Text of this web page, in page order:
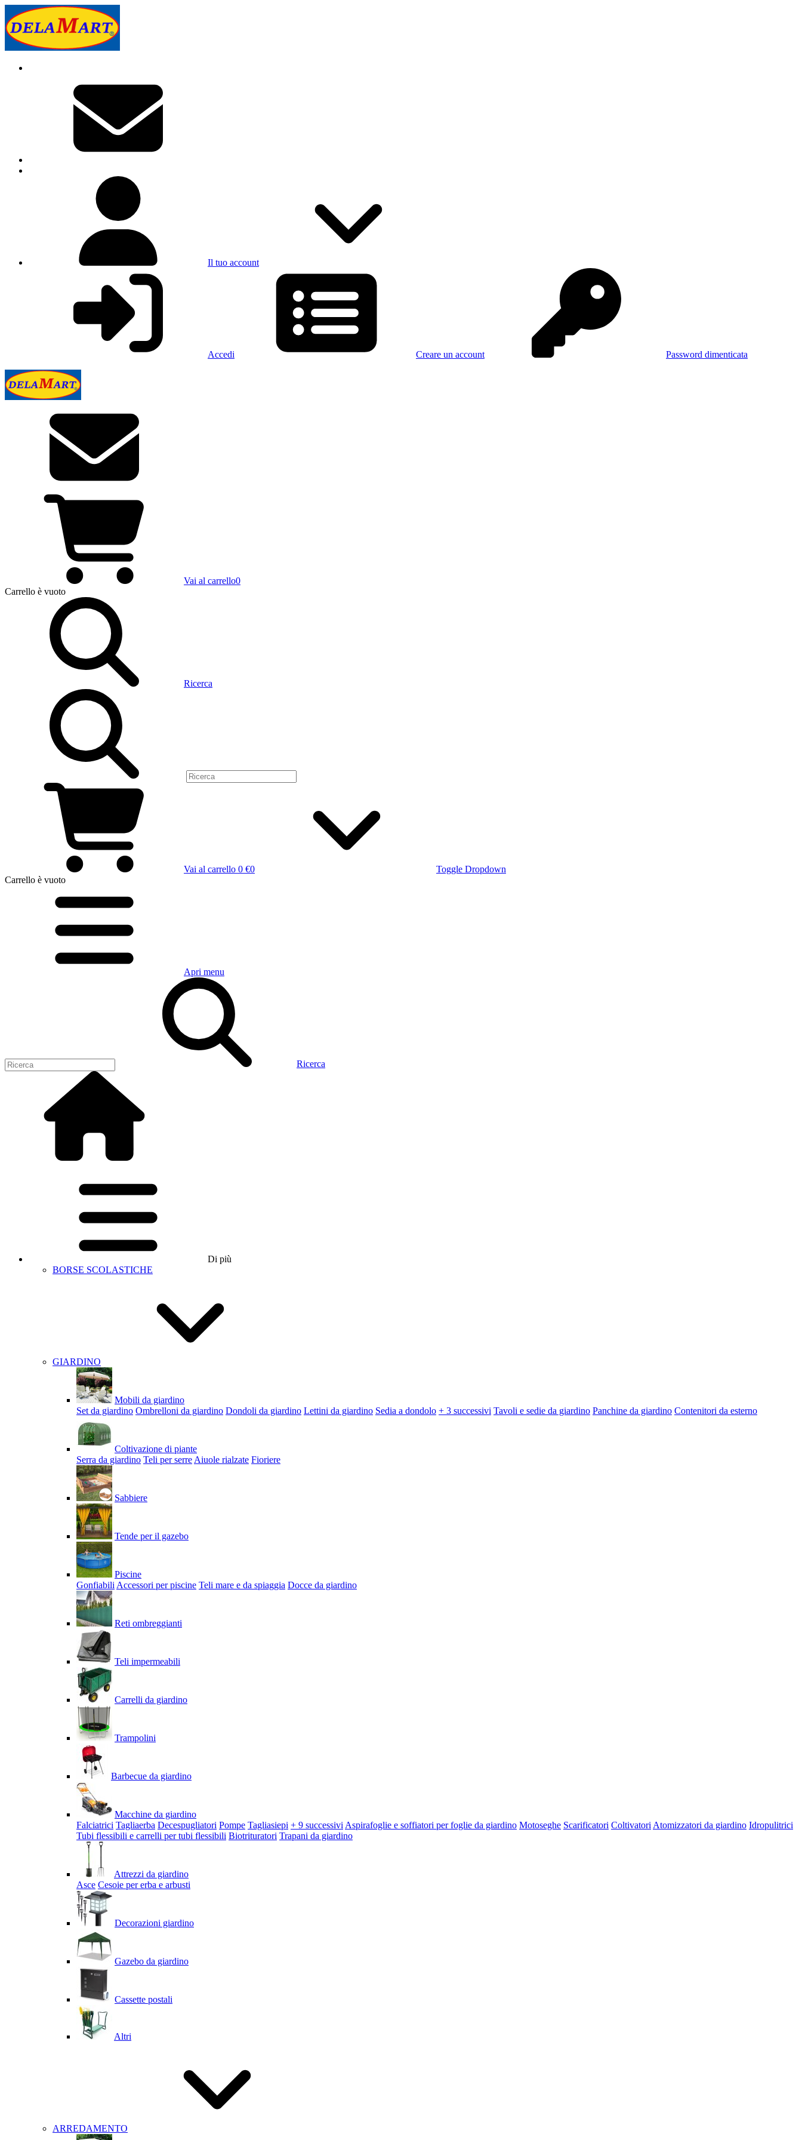
Il tuo account
Accedi Creare un account Password dimenticata
Vai al carrello0
Carrello è vuoto
Ricerca
Vai al carrello 0 €0
Toggle Dropdown
Carrello è vuoto
Apri menu
Ricerca
Di più
BORSE SCOLASTICHE
GIARDINO
Mobili da giardino
Set da giardino Ombrelloni da giardino Dondoli da giardino Lettini da giardino Sedia a dondolo + 3 successivi Tavoli e sedie da giardino Panchine da giardino Contenitori da esterno
Coltivazione di piante
Serra da giardino Teli per serre Aiuole rialzate Fioriere
Sabbiere
Tende per il gazebo
Piscine
Gonfiabili Accessori per piscine Teli mare e da spiaggia Docce da giardino
Reti ombreggianti
Teli impermeabili
Carrelli da giardino
Trampolini
Barbecue da giardino
Macchine da giardino
Falciatrici Tagliaerba Decespugliatori Pompe Tagliasiepi + 9 successivi Aspirafoglie e soffiatori per foglie da giardino Motoseghe Scarificatori Coltivatori Atomizzatori da giardino Idropulitrici
Tubi flessibili e carrelli per tubi flessibili Biotrituratori Trapani da giardino
Attrezzi da giardino
Asce Cesoie per erba e arbusti
Decorazioni giardino
Gazebo da giardino
Cassette postali
Altri
ARREDAMENTO